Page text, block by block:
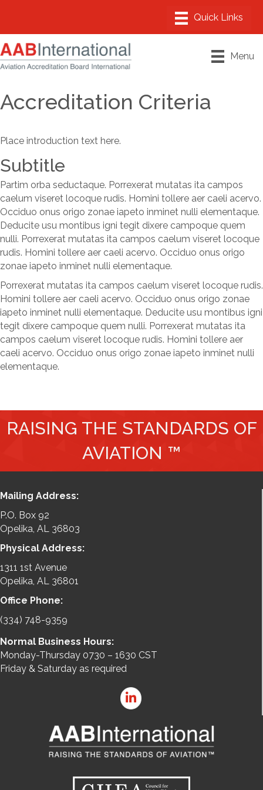
Menu
Accreditation Criteria
Place introduction text here.
Subtitle
Partim orba seductaque. Porrexerat mutatas ita campos
caelum viseret locoque rudis. Homini tollere aer caeli acervo.
Occiduo onus origo zonae iapeto inminet nulli elementaque.
Deducite usu montibus igni tegit dixere campoque quem
nulli. Porrexerat mutatas ita campos caelum viseret locoque
rudis. Homini tollere aer caeli acervo. Occiduo onus origo
zonae iapeto inminet nulli elementaque.
Porrexerat mutatas ita campos caelum viseret locoque rudis.
Homini tollere aer caeli acervo. Occiduo onus origo zonae
iapeto inminet nulli elementaque. Deducite usu montibus igni
tegit dixere campoque quem nulli. Porrexerat mutatas ita
campos caelum viseret locoque rudis. Homini tollere aer
caeli acervo. Occiduo onus origo zonae iapeto inminet nulli
elementaque.
RAISING THE STANDARDS OF
AVIATION ™
Mailing Address:
P.O. Box 92
Opelika, AL 36803
Physical Address:
1311 1st Avenue
Opelika, AL 36801
Office Phone:
(334) 748-9359
Normal Business Hours:
Monday-Thursday 0730 – 1630 CST
Friday & Saturday as required
LinkedIn